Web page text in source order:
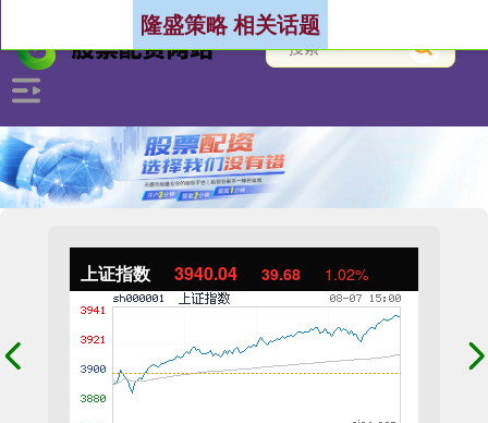
上证指数 3940.04 39.68 1.02%
隆盛策略 相关话题